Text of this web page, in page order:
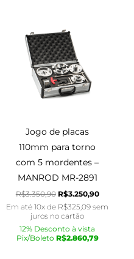
Jogo de placas
110mm para torno
com 5 mordentes –
MANROD MR-2891
R$3.350,90
original
era:
R$3.350,90.
R$3.250,90
Em até 10x de R$325,09 sem
juros no cartão
12% Desconto à vista
Pix/Boleto R$2.860,79